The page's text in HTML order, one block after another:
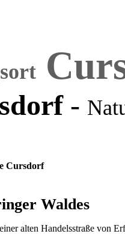
-
Cursdorf
Waldes
alten Handelsstraße von